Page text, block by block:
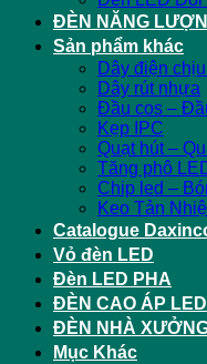
ĐÈN NĂNG
Sản phẩm khác
Dây điện
Dây rút nhựa
Đầu cos –
Kẹp IPC
Quạt hút –
Tăng phô
Chip led –
Keo Tản
Catalogue
Vỏ đèn LED
Đèn LED PHA
ĐÈN CAO ÁP LED
ĐÈN NHÀ
Mục Khác